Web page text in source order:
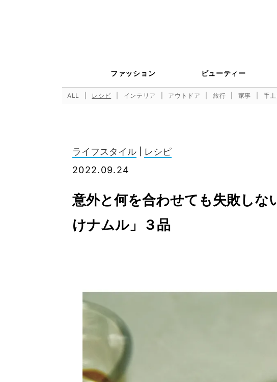
ファッション ビューティー
ALL レシピ インテリア アウトドア 旅行 家事 手
ライフスタイル
レシピ
2022.09.24
意外と何を合わせても失敗しな
けナムル」３品